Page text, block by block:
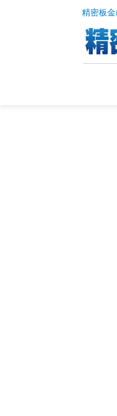
精密板